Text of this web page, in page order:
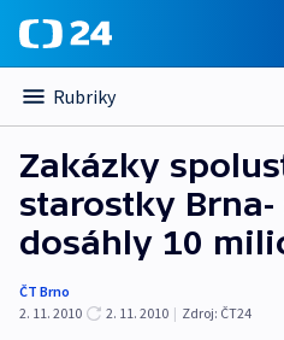
Rubriky
Zakázky
starostky Brna-
dosáhly 10
ČT Brno
2. 11. 2010
2. 11. 2010 | Zdroj: ČT24